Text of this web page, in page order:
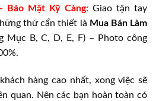
Bảo Mật Kỹ Càng: Giao tận tay
thứ cẩn thiết là Mua Bán Làm
Mục B, C, D, E, F) – Photo công
hàng cao nhất, xong việc sẽ
quan. Nên các bạn hoàn toàn có